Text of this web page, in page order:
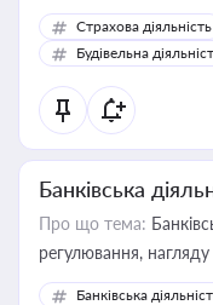
корисне для
бухгалтера під час
державного майна,
статусу суб'єктів
Страхова діяльність
Будівельна
Банківська
Про що тема:
регулювання, нагляду
Банківська